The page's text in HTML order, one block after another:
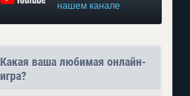
нашем канале
Какая ваша любимая онлайн-
игра?